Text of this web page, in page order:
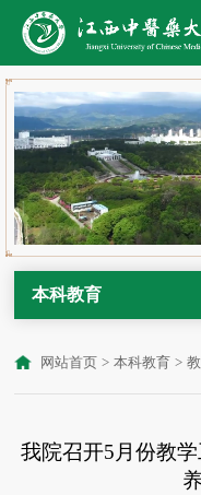
本科教育
网站首页 > 本科教育 >
我院召开5月份教